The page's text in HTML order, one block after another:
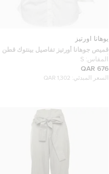
يوهانا اورتيز
قميص جوهانا أورتيز تفاصيل بينتوك قطن
أبيض حجم صغير
المقاس: S
676 QAR
السعر المبدئي: 1,302 QAR